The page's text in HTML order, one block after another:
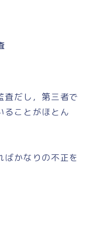
査だし，第三者で
ることがほとん
ばかなりの不正を